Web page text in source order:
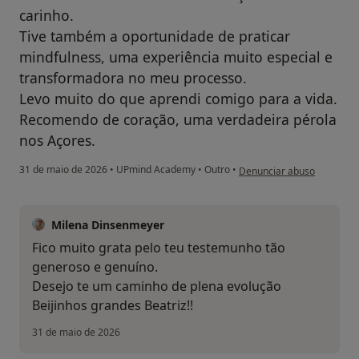
carinho.
Tive também a oportunidade de praticar
mindfulness, uma experiência muito especial e
transformadora no meu processo.
Levo muito do que aprendi comigo para a vida.
Recomendo de coração, uma verdadeira pérola
nos Açores.
31 de maio de 2026 • UPmind Academy • Outro • na opinião do utilizador
Denunciar abuso
Milena Dinsenmeyer
Fico muito grata pelo teu testemunho tão
generoso e genuíno.
Desejo te um caminho de plena evolução
Beijinhos grandes Beatriz!!
31 de maio de 2026